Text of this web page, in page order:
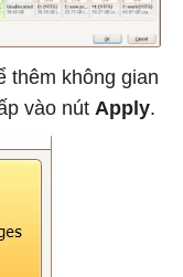
thêm không gian
vào nút Apply.